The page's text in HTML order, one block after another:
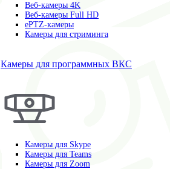
Веб-камеры 4K
Веб-камеры Full HD
ePTZ-камеры
Камеры для стриминга
Камеры для программных ВКС
Камеры для Skype
Камеры для Teams
Камеры для Zoom